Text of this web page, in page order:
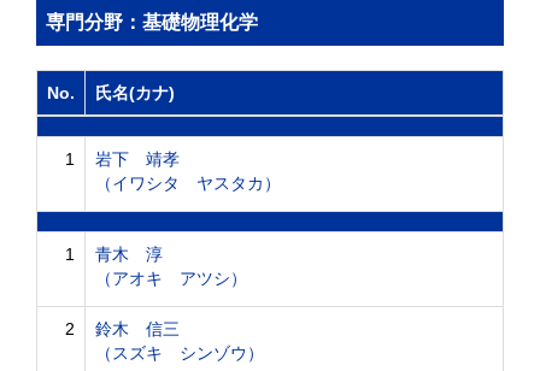
専門分野：基礎物理化学
No. 氏名(カナ)
1
岩下 靖孝
（イワシタ ヤスタカ）
1
青木 淳
（アオキ アツシ）
2
鈴木 信三
（スズキ シンゾウ）